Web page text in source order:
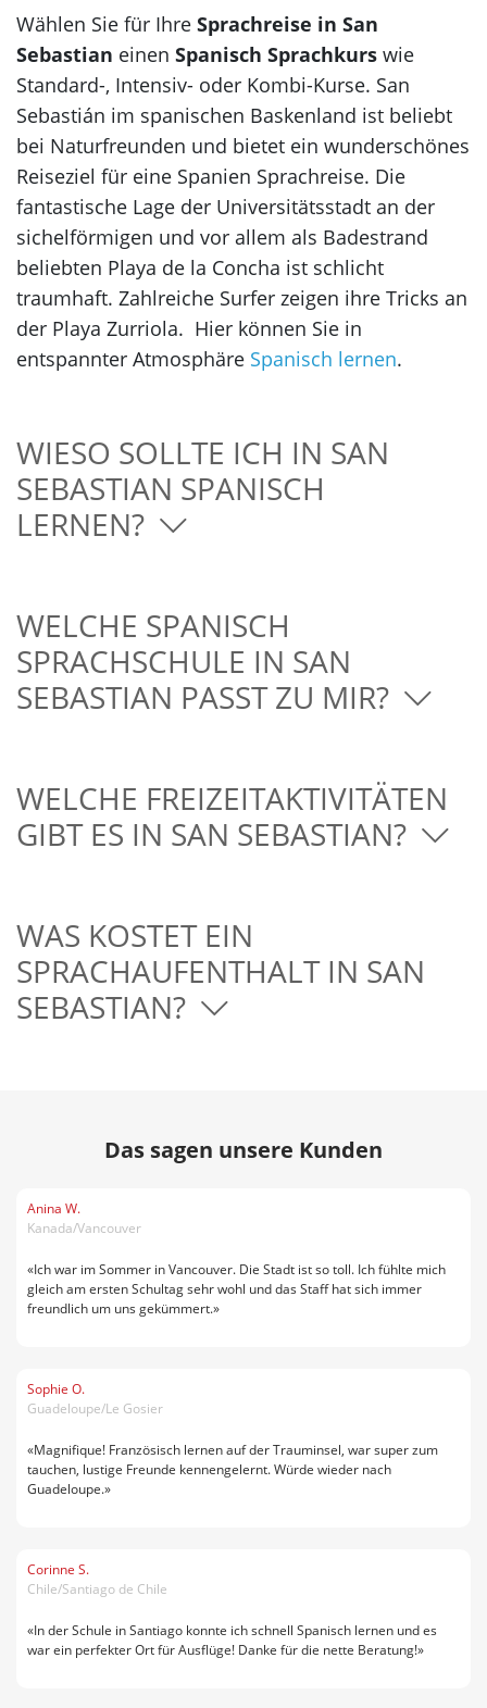
Wählen Sie für Ihre Sprachreise in San
Sebastian einen Spanisch Sprachkurs wie
Standard-, Intensiv- oder Kombi-Kurse. San
Sebastián im spanischen Baskenland ist beliebt
bei Naturfreunden und bietet ein wunderschönes
Reiseziel für eine Spanien Sprachreise. Die
fantastische Lage der Universitätsstadt an der
sichelförmigen und vor allem als Badestrand
beliebten Playa de la Concha ist schlicht
traumhaft. Zahlreiche Surfer zeigen ihre Tricks an
der Playa Zurriola. Hier können Sie in
entspannter Atmosphäre Spanisch lernen.
WIESO SOLLTE ICH IN SAN
SEBASTIAN SPANISCH
LERNEN?
WELCHE SPANISCH
SPRACHSCHULE IN SAN
SEBASTIAN PASST ZU MIR?
WELCHE FREIZEITAKTIVITÄTEN
GIBT ES IN SAN SEBASTIAN?
WAS KOSTET EIN
SPRACHAUFENTHALT IN SAN
SEBASTIAN?
Das sagen unsere Kunden
Anina W.
Kanada/Vancouver
«Ich war im Sommer in Vancouver. Die Stadt ist so toll. Ich fühlte mich
gleich am ersten Schultag sehr wohl und das Staff hat sich immer
freundlich um uns gekümmert.»
Sophie O.
Guadeloupe/Le Gosier
«Magnifique! Französisch lernen auf der Trauminsel, war super zum
tauchen, lustige Freunde kennengelernt. Würde wieder nach
Guadeloupe.»
Corinne S.
Chile/Santiago de Chile
«In der Schule in Santiago konnte ich schnell Spanisch lernen und es
war ein perfekter Ort für Ausflüge! Danke für die nette Beratung!»